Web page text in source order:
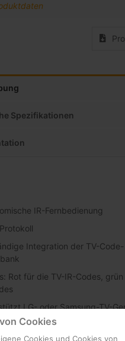
Spezifikationen
IR-Fernbedienung
Integration der TV-Code-
Rot für die TV-IR-Codes, grün
LG- oder Samsung-TV-
Cookies
Cookies und Cookies von